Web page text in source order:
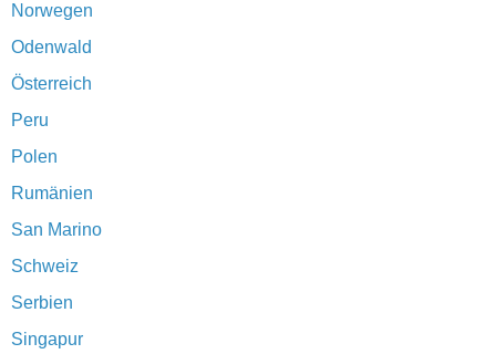
Norwegen
Odenwald
Österreich
Peru
Polen
Rumänien
San Marino
Schweiz
Serbien
Singapur